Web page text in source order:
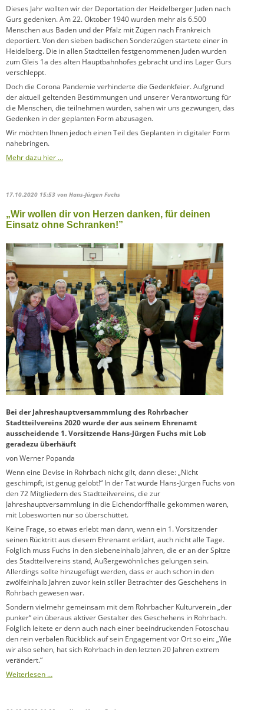
Dieses Jahr wollten wir der Deportation der Heidelberger Juden nach
Gurs gedenken. Am 22. Oktober 1940 wurden mehr als 6.500
Menschen aus Baden und der Pfalz mit Zügen nach Frankreich
deportiert. Von den sieben badischen Sonderzügen startete einer in
Heidelberg. Die in allen Stadtteilen festgenommenen Juden wurden
zum Gleis 1a des alten Hauptbahnhofes gebracht und ins Lager Gurs
verschleppt.
Doch die Corona Pandemie verhinderte die Gedenkfeier. Aufgrund
der aktuell geltenden Bestimmungen und unserer Verantwortung für
die Menschen, die teilnehmen würden, sahen wir uns gezwungen, das
Gedenken in der geplanten Form abzusagen.
Wir möchten Ihnen jedoch einen Teil des Geplanten in digitaler Form
nahebringen.
Mehr dazu hier …
17.10.2020 15:53 von Hans-Jürgen Fuchs
„Wir wollen dir von Herzen danken, für deinen
Einsatz ohne Schranken!”
Bei der Jahreshauptversammmlung des Rohrbacher
Stadtteilvereins 2020 wurde der aus seinem Ehrenamt
ausscheidende 1. Vorsitzende Hans-Jürgen Fuchs mit Lob
geradezu überhäuft
von Werner Popanda
Wenn eine Devise in Rohrbach nicht gilt, dann diese: „Nicht
geschimpft, ist genug gelobt!“ In der Tat wurde Hans-Jürgen Fuchs von
den 72 Mitgliedern des Stadtteilvereins, die zur
Jahreshauptversammlung in die Eichendorffhalle gekommen waren,
mit Lobesworten nur so überschüttet.
Keine Frage, so etwas erlebt man dann, wenn ein 1. Vorsitzender
seinen Rücktritt aus diesem Ehrenamt erklärt, auch nicht alle Tage.
Folglich muss Fuchs in den siebeneinhalb Jahren, die er an der Spitze
des Stadtteilvereins stand, Außergewöhnliches gelungen sein.
Allerdings sollte hinzugefügt werden, dass er auch schon in den
zwölfeinhalb Jahren zuvor kein stiller Betrachter des Geschehens in
Rohrbach gewesen war.
Sondern vielmehr gemeinsam mit dem Rohrbacher Kulturverein „der
punker“ ein überaus aktiver Gestalter des Geschehens in Rohrbach.
Folglich leitete er denn auch nach einer beeindruckenden Fotoschau
den rein verbalen Rückblick auf sein Engagement vor Ort so ein: „Wie
wir also sehen, hat sich Rohrbach in den letzten 20 Jahren extrem
verändert.“
Weiterlesen …